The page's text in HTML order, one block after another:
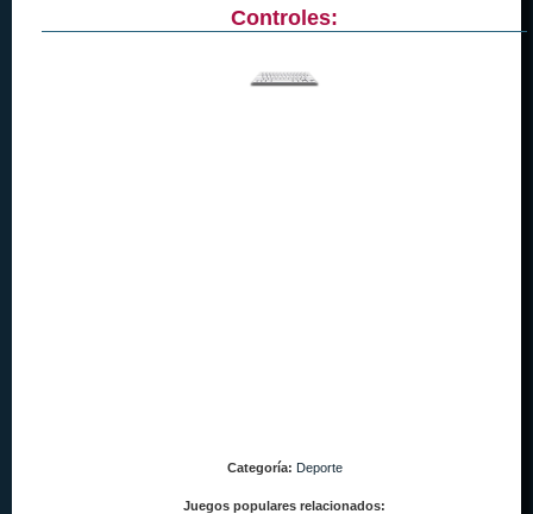
Controles:
Categoría: Deporte
Juegos populares relacionados: